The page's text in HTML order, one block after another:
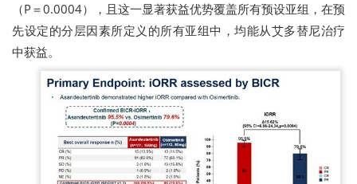
（P＝0.0004），且这一显著获益优势覆盖所有预设亚组，在预
先设定的分层因素所定义的所有亚组中，均能从艾多替尼治疗
中获益。